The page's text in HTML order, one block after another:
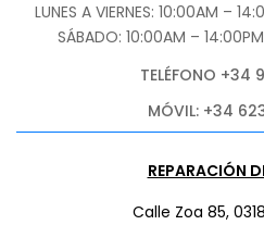
LUNES A VIERNES: 10:00AM –
SÁBADO: 10:00AM –
TELÉFONO +34
MÓVIL: +34
REPARACIÓN
Calle Zoa 85,